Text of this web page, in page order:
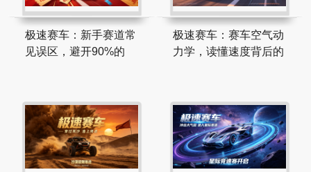
极速赛车：新手赛道常
见误区，避开90%的
极速赛车：赛车空气动
力学，读懂速度背后的